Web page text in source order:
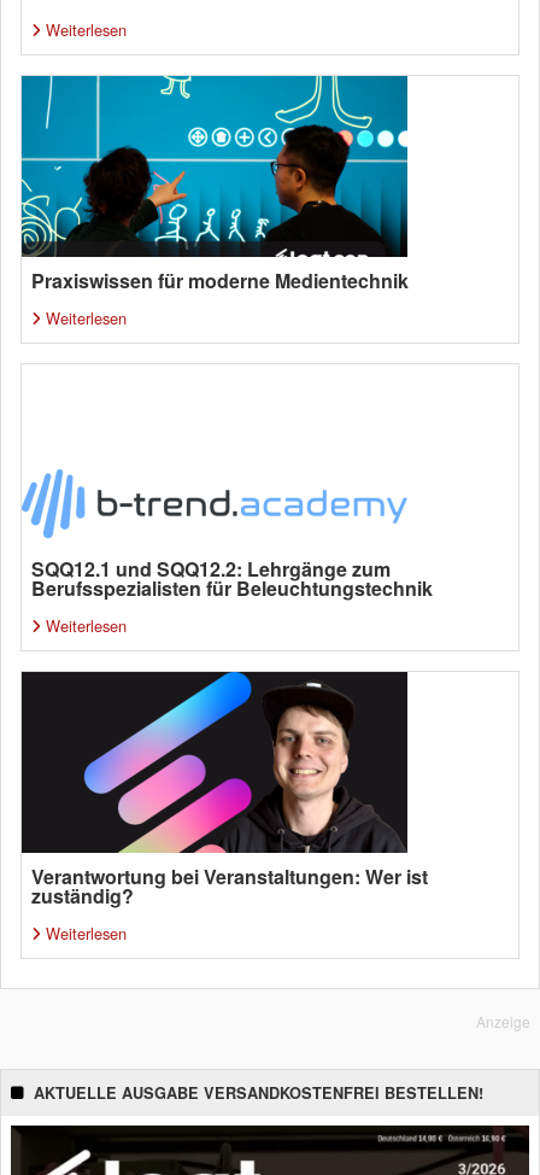
Weiterlesen
Praxiswissen für moderne Medientechnik
Weiterlesen
SQQ12.1 und SQQ12.2: Lehrgänge zum
Berufsspezialisten für Beleuchtungstechnik
Weiterlesen
Verantwortung bei Veranstaltungen: Wer ist
zuständig?
Weiterlesen
Anzeige
AKTUELLE AUSGABE VERSANDKOSTENFREI BESTELLEN!